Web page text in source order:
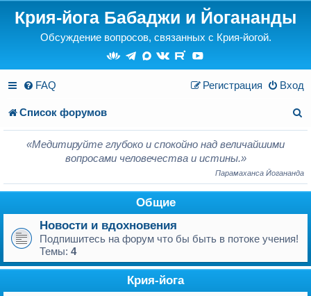
Крия-йога Бабаджи и Йогананды
Обсуждение вопросов, связанных с Крия-йогой.
FAQ Вход
Регистрация
Список форумов
о
«Медитируйте глубоко и спокойно над величайшими
вопросами человечества и истины.»
Парамаханса Йогананда
Общие
Новости и вдохновения
Подпишитесь на форум что бы быть в потоке учения!
Темы: 4
Крия-йога